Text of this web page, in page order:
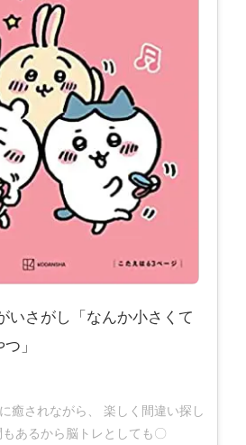
いさがし「なんか小さくて
」
癒されながら、 楽しく間違い探し
あるから脳トレとしても〇